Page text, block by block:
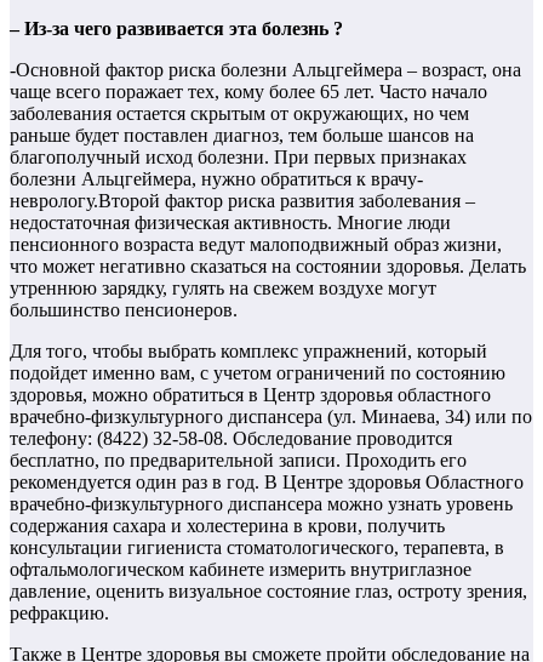
– Из-за чего развивается эта болезнь ?
-Основной фактор риска болезни Альцгеймера – возраст, она
чаще всего поражает тех, кому более 65 лет. Часто начало
заболевания остается скрытым от окружающих, но чем
раньше будет поставлен диагноз, тем больше шансов на
благополучный исход болезни. При первых признаках
болезни Альцгеймера, нужно обратиться к врачу-
неврологу.Второй фактор риска развития заболевания –
недостаточная физическая активность. Многие люди
пенсионного возраста ведут малоподвижный образ жизни,
что может негативно сказаться на состоянии здоровья. Делать
утреннюю зарядку, гулять на свежем воздухе могут
большинство пенсионеров.
Для того, чтобы выбрать комплекс упражнений, который
подойдет именно вам, с учетом ограничений по состоянию
здоровья, можно обратиться в Центр здоровья областного
врачебно-физкультурного диспансера (ул. Минаева, 34) или по
телефону: (8422) 32-58-08. Обследование проводится
бесплатно, по предварительной записи. Проходить его
рекомендуется один раз в год. В Центре здоровья Областного
врачебно-физкультурного диспансера можно узнать уровень
содержания сахара и холестерина в крови, получить
консультации гигиениста стоматологического, терапевта, в
офтальмологическом кабинете измерить внутриглазное
давление, оценить визуальное состояние глаз, остроту зрения,
рефракцию.
Также в Центре здоровья вы сможете пройти обследование на